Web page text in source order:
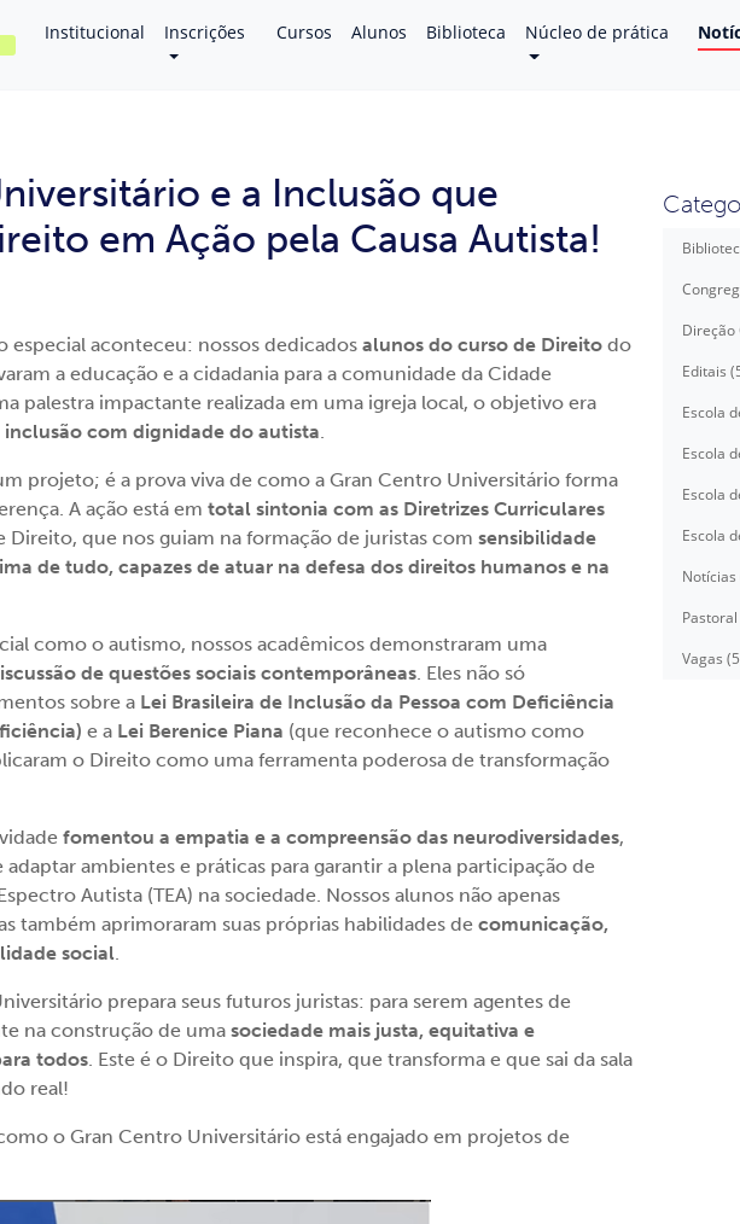
Institucional Inscrições Cursos Alunos Biblioteca Núcleo de prática
e a Inclusão que
em Ação pela Causa Autista!
especial aconteceu: nossos dedicados alunos do curso de Direito do
a educação e a cidadania para a comunidade da Cidade
palestra impactante realizada em uma igreja local, o objetivo era
com dignidade do autista.
projeto; é a prova viva de como a Gran Centro Universitário forma
A ação está em total sintonia com as Diretrizes Curriculares
Direito, que nos guiam na formação de juristas com sensibilidade
de tudo, capazes de atuar na defesa dos direitos humanos e na
como o autismo, nossos acadêmicos demonstraram uma
de questões sociais contemporâneas. Eles não só
sobre a Lei Brasileira de Inclusão da Pessoa com Deficiência
e a Lei Berenice Piana (que reconhece o autismo como
o Direito como uma ferramenta poderosa de transformação
fomentou a empatia e a compreensão das neurodiversidades,
ambientes e práticas para garantir a plena participação de
Autista (TEA) na sociedade. Nossos alunos não apenas
também aprimoraram suas próprias habilidades de comunicação,
social.
prepara seus futuros juristas: para serem agentes de
na construção de uma sociedade mais justa, equitativa e
todos. Este é o Direito que inspira, que transforma e que sai da sala
real!
o Gran Centro Universitário está engajado em projetos de
Direção
Editais
Escola
Escola
Escola
Escola
Notícias
Vagas